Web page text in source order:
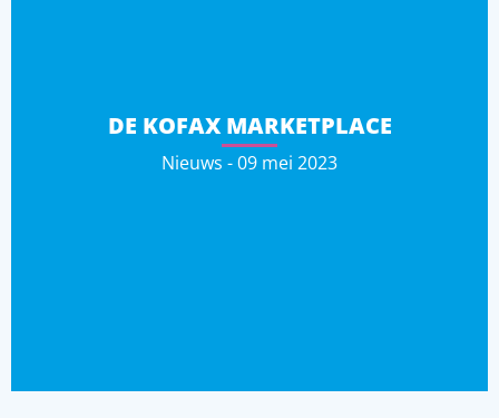
DE KOFAX MARKETPLACE
Nieuws - 09 mei 2023